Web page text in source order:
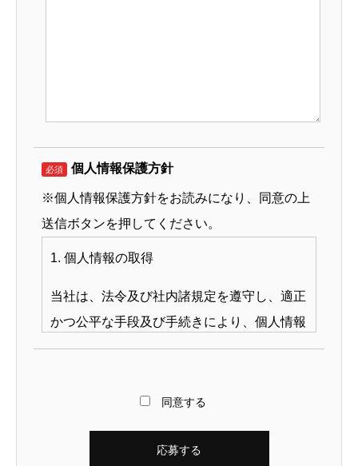
必須 個人情報保護方針
※個人情報保護方針をお読みになり、同意の上
送信ボタンを押してください。
1. 個人情報の取得
当社は、法令及び社内諸規定を遵守し、適正
かつ公平な手段及び手続きにより、個人情報
を取得します。
本人の同意を得た場合および法令により例外
同意する